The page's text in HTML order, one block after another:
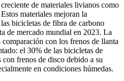
de materiales livianos como
materiales mejoran la
bicicletas de fibra de carbono
de mercado mundial en 2023. La
con los frenos de llanta
el 30% de las bicicletas de
con frenos de disco debido a su
en condiciones húmedas.